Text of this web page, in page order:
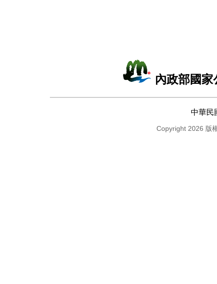
內政部國
中華民
Copyright 2026 版